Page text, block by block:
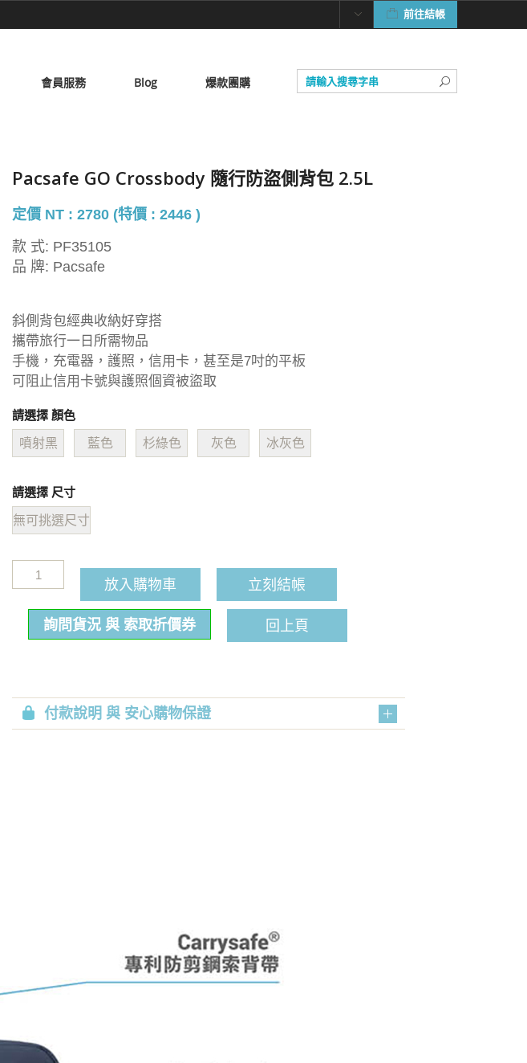
前往結帳
會員服務 Blog 爆款團購
Pacsafe GO Crossbody 隨行防盜側背包 2.5L
定價 NT : 2780 (特價 : 2446 )
款 式: PF35105
品 牌: Pacsafe
斜側背包經典收納好穿搭
攜帶旅行一日所需物品
手機，充電器，護照，信用卡，甚至是7吋的平板
可阻止信用卡號與護照個資被盜取
請選擇 顏色
噴射黑 藍色 杉綠色 灰色 冰灰色
請選擇 尺寸
無可挑選尺寸
放入購物車 立刻結帳
詢問貨況 與 索取折價券 回上頁
付款說明 與 安心購物保證